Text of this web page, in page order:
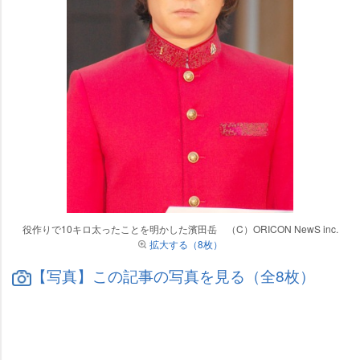
役作りで10キロ太ったことを明かした濱田岳 （C）ORICON NewS inc.
拡大する（8枚）
【写真】この記事の写真を見る（全8枚）